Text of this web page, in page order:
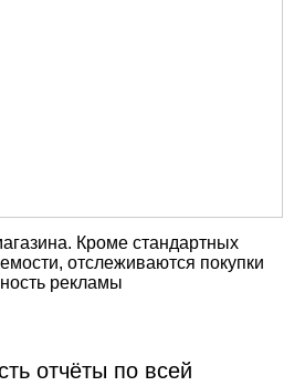
Кроме стандартных
отслеживаются покупки
рекламы
отчёты по всей